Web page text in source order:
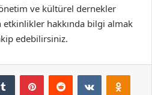
ve kültürel dernekler
etkinlikler hakkında bilgi almak
edebilirsiniz.
Tumblr PinterestReddit VKontakte